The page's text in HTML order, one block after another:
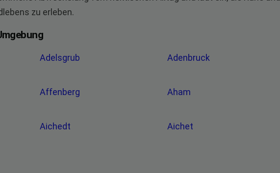
zu erleben.
Adelsgrub Adenbruck
Affenberg Aham
Aichedt Aichet